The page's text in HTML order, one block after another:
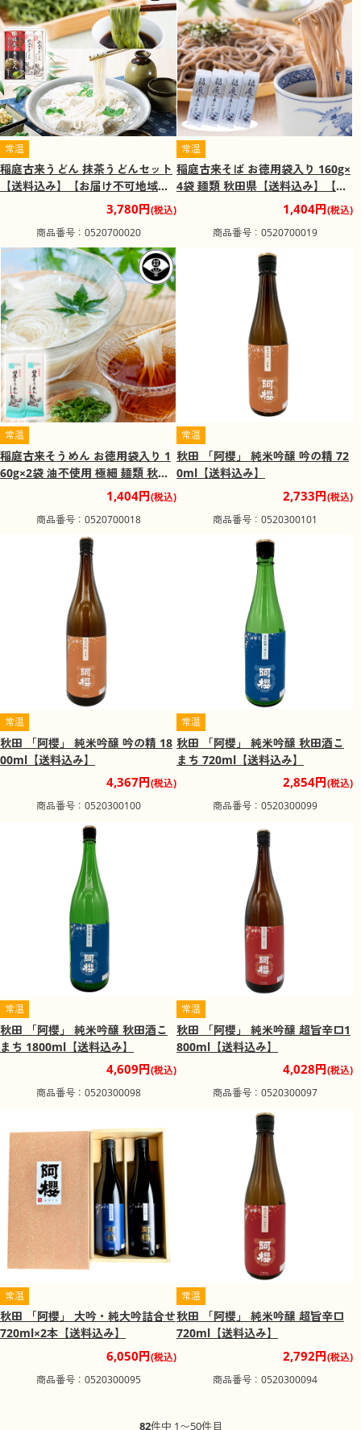
常温
稲庭古来うどん 抹茶うどんセット
【送料込み】【お届け不可地域：
3,780円(税込)
商品番号：0520700020
常温
稲庭古来そば お徳用袋入り 160g×
4袋 麺類 秋田県【送料込み】【二
1,404円(税込)
商品番号：0520700019
常温
稲庭古来そうめん お徳用袋入り 1
60g×2袋 油不使用 極細 麺類 秋田
県【送料込み】【二重包装不可】
1,404円(税込)
商品番号：0520700018
常温
秋田 「阿櫻」 純米吟醸 吟の精 72
0ml【送料込み】
2,733円(税込)
商品番号：0520300101
常温
秋田 「阿櫻」 純米吟醸 吟の精 18
00ml【送料込み】
4,367円(税込)
商品番号：0520300100
常温
秋田 「阿櫻」 純米吟醸 秋田酒こ
まち 720ml【送料込み】
2,854円(税込)
商品番号：0520300099
常温
秋田 「阿櫻」 純米吟醸 秋田酒こ
まち 1800ml【送料込み】
4,609円(税込)
商品番号：0520300098
常温
秋田 「阿櫻」 純米吟醸 超旨辛口1
800ml【送料込み】
4,028円(税込)
商品番号：0520300097
常温
秋田 「阿櫻」 大吟・純大吟詰合せ
720ml×2本【送料込み】
6,050円(税込)
商品番号：0520300095
常温
秋田 「阿櫻」 純米吟醸 超旨辛口
720ml【送料込み】
2,792円(税込)
商品番号：0520300094
82件中 1〜50件目